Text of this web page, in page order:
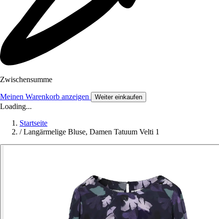
Zwischensumme
Meinen Warenkorb anzeigen Weiter einkaufen
Loading...
Startseite
/ Langärmelige Bluse, Damen Tatuum Velti 1